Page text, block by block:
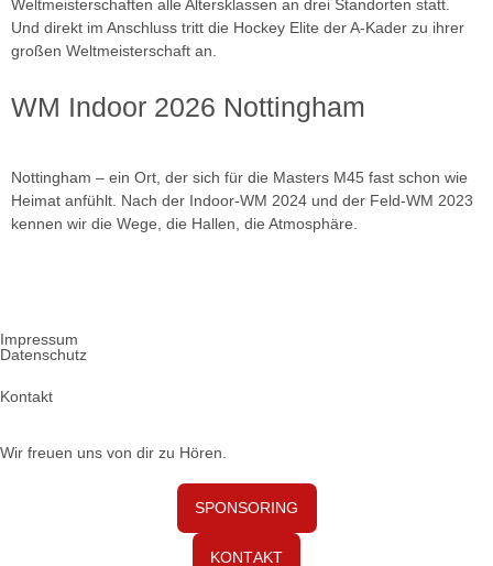
Weltmeisterschaften alle Altersklassen an drei Standorten statt.
Und direkt im Anschluss tritt die Hockey Elite der A-Kader zu ihrer
großen Weltmeisterschaft an.
WM Indoor 2026 Nottingham
Nottingham – ein Ort, der sich für die Masters M45 fast schon wie
Heimat anfühlt. Nach der Indoor-WM 2024 und der Feld-WM 2023
kennen wir die Wege, die Hallen, die Atmosphäre.
Impressum
Datenschutz
Kontakt
Wir freuen uns von dir zu Hören.
SPONSORING
KONTAKT